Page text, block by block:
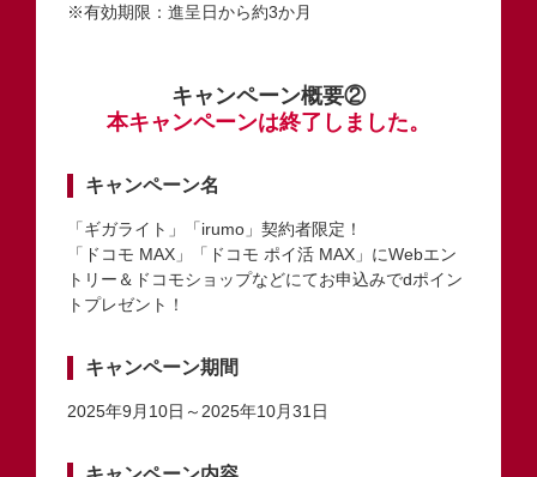
※有効期限：進呈日から約3か月
キャンペーン概要②
本キャンペーンは終了しました。
キャンペーン名
「ギガライト」「irumo」契約者限定！
「ドコモ MAX」「ドコモ ポイ活 MAX」にWebエン
トリー＆ドコモショップなどにてお申込みでdポイン
トプレゼント！
キャンペーン期間
2025年9月10日～2025年10月31日